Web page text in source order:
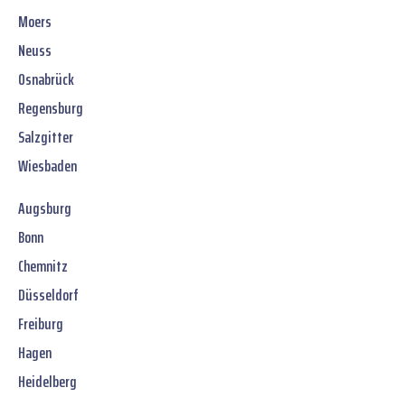
Moers
Neuss
Osnabrück
Regensburg
Salzgitter
Wiesbaden
Augsburg
Bonn
Chemnitz
Düsseldorf
Freiburg
Hagen
Heidelberg